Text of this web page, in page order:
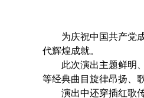
为庆祝中国共产党成
代辉煌成就。
此次演出主题鲜明、
等经典曲目旋律昂扬、
演出中还穿插红歌传